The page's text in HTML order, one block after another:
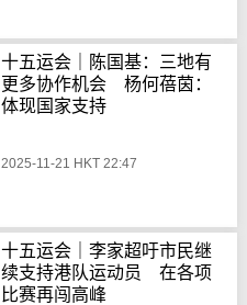
十五运会｜陈国基：三地有
更多协作机会 杨何蓓茵：
体现国家支持
2025-11-21 HKT 22:47
十五运会｜李家超吁市民继
续支持港队运动员 在各项
比赛再闯高峰